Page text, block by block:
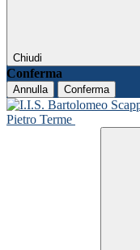
Chiudi
Conferma
Annulla Conferma
Pietro Terme